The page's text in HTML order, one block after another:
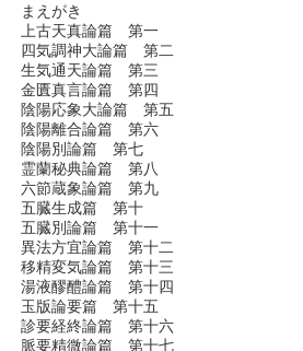
まえがき
上古天真論篇 第一
四気調神大論篇 第二
生気通天論篇 第三
金匱真言論篇 第四
陰陽応象大論篇 第五
陰陽離合論篇 第六
陰陽別論篇 第七
霊蘭秘典論篇 第八
六節蔵象論篇 第九
五臓生成篇 第十
五臓別論篇 第十一
異法方宜論篇 第十二
移精変気論篇 第十三
湯液醪醴論篇 第十四
玉版論要篇 第十五
診要経終論篇 第十六
脈要精微論篇 第十七